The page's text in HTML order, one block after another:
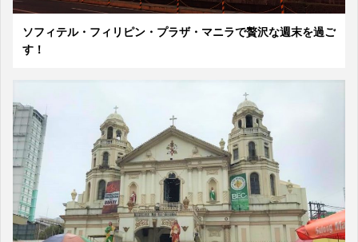
ソフィテル・フィリピン・プラザ・マニラで贅沢な週末を過ご
す！